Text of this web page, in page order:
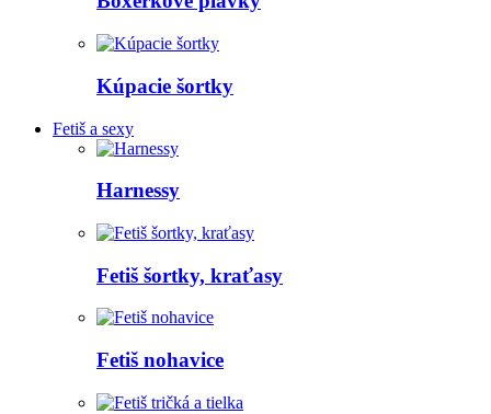
Kúpacie šortky
Fetiš a sexy
Harnessy
Fetiš šortky, kraťasy
Fetiš nohavice